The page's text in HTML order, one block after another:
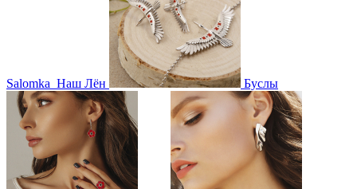
Salomka Наш Лён Буслы